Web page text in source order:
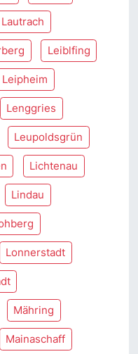
Lautrach
Leiblfing
Leipheim
Lenggries
Leupoldsgrün
Lichtenau
Lindau
Lonnerstadt
Mähring
Mainaschaff